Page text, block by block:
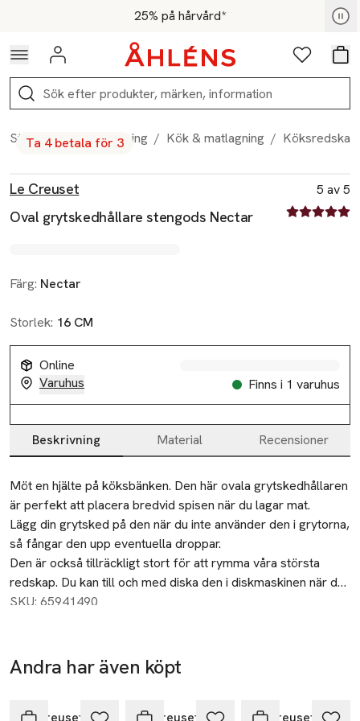
Hoppa till navigationsmenyn25% på hårvård*
För medlemmar - Shoppa nu
Logga in Favoriter
Sök
Start / Hem & inredning / Kök & matlagning / Köksredskap
Ta 4 betala för 3
Le Creuset
Oval grytskedhållare stengods Nectar
5 av 5
5 av fem
Färg: Nectar
Storlek: 16 CM
Online
Varuhus
Finns i 1 varuhus
Beskrivning Material Recensioner
Beskrivning
Möt en hjälte på köksbänken. Den här ovala grytskedhållaren
är perfekt att placera bredvid spisen när du lagar mat.
Lägg din grytsked på den när du inte använder den i grytorna,
så fångar den upp eventuella droppar.
Den är också tillräckligt stort för att rymma våra största
redskap. Du kan till och med diska den i diskmaskinen när du
är klar.
SKU: 65941490
Andra har även köpt
Ta 4 betala för